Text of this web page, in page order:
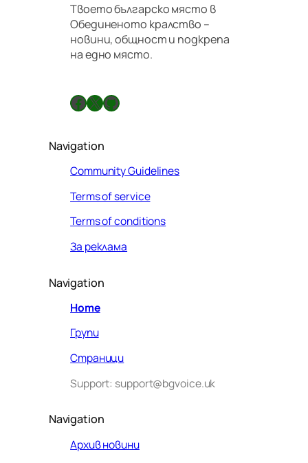
Твоето българско място в
Обединеното кралство –
новини, общност и подкрепа
на едно място.
Facebook X GitHub
Navigation
Community Guidelines
Terms of service
Terms of conditions
За реклама
Navigation
Home
Групи
Страници
Support: support@bgvoice.uk
Navigation
Архив новини